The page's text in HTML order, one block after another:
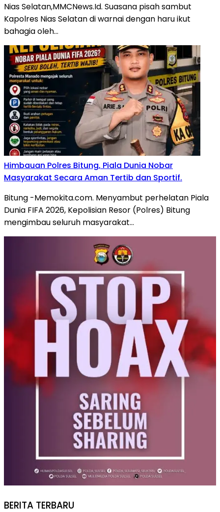
Nias Selatan,MMCNews.Id. Suasana pisah sambut
Kapolres Nias Selatan di warnai dengan haru ikut
bahagia oleh…
Himbauan Polres Bitung, Piala Dunia Nobar
Masyarakat Secara Aman Tertib dan Sportif.
Bitung -Memokita.com. Menyambut perhelatan Piala
Dunia FIFA 2026, Kepolisian Resor (Polres) Bitung
mengimbau seluruh masyarakat…
BERITA TERBARU